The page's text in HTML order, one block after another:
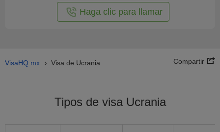
Haga clic para llamar
VisaHQ.mx › Visa de Ucrania Compartir
Tipos de visa Ucrania